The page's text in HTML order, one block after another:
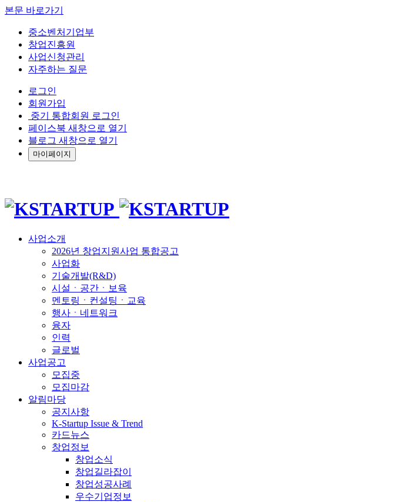
본문 바로가기
중소벤처기업부
창업진흥원
사업신청관리
자주하는 질문
로그인
회원가입
중기 통합회원 로그인
페이스북 새창으로 열기
블로그 새창으로 열기
마이페이지
사업소개
2026년 창업지원사업 통합공고
사업화
기술개발(R&D)
시설ㆍ공간ㆍ보육
멘토링ㆍ컨설팅ㆍ교육
행사ㆍ네트워크
융자
인력
글로벌
사업공고
모집중
모집마감
알림마당
공지사항
K-Startup Issue & Trend
카드뉴스
창업정보
창업소식
창업길라잡이
창업성공사례
우수기업정보